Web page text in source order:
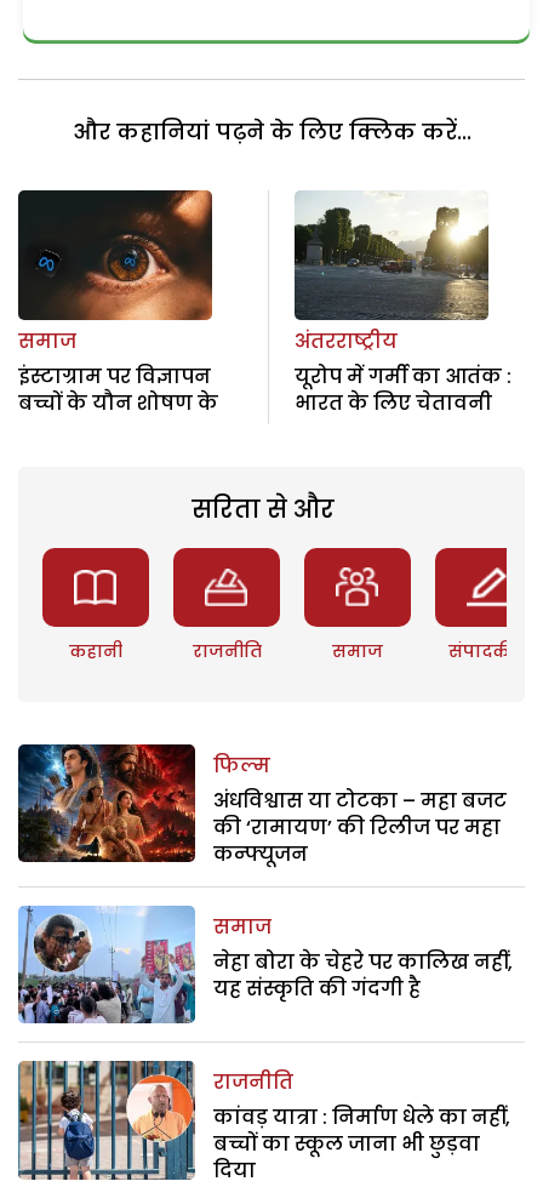
और कहानियां पढ़ने के लिए क्लिक करें...
समाज
इंस्टाग्राम पर विज्ञापन
बच्चों के यौन शोषण के
अंतरराष्ट्रीय
यूरोप में गर्मी का आतंक :
भारत के लिए चेतावनी
सरिता से और
कहानी राजनीति समाज संपादकीय
फिल्म
अंधविश्वास या टोटका – महा बजट
की ‘रामायण’ की रिलीज पर महा
कन्फ्यूजन
समाज
नेहा बोरा के चेहरे पर कालिख नहीं,
यह संस्कृति की गंदगी है
राजनीति
कांवड़ यात्रा : निर्माण धेले का नहीं,
बच्चों का स्कूल जाना भी छुड़वा
दिया